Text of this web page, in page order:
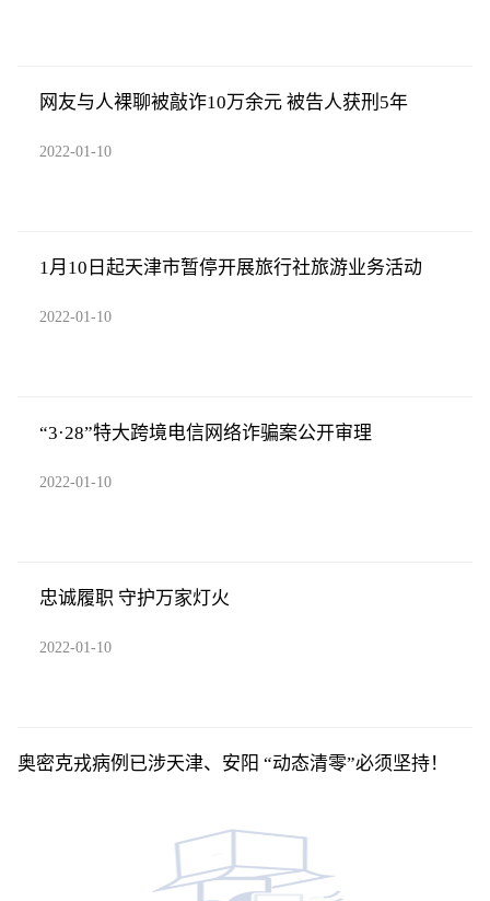
网友与人裸聊被敲诈10万余元 被告人获刑5年
2022-01-10
1月10日起天津市暂停开展旅行社旅游业务活动
2022-01-10
“3·28”特大跨境电信网络诈骗案公开审理
2022-01-10
忠诚履职 守护万家灯火
2022-01-10
奥密克戎病例已涉天津、安阳 “动态清零”必须坚持！